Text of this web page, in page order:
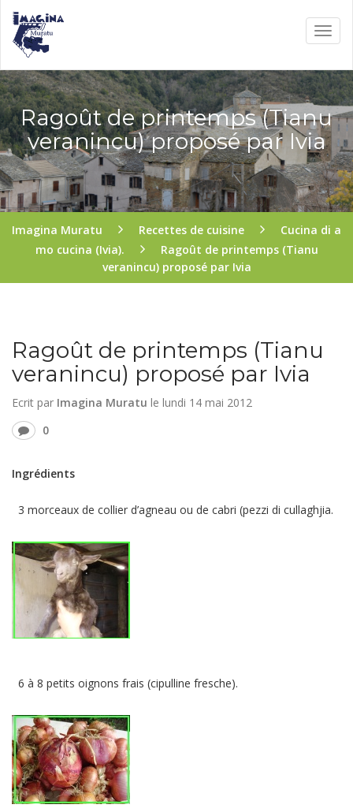
Ragoût de printemps (Tianu
veranincu) proposé par Ivia
Imagina Muratu Recettes de cuisine
Cucina di a
mo cucina (Ivia).
Ragoût de printemps (Tianu
veranincu) proposé par Ivia
Ragoût de printemps (Tianu
veranincu) proposé par Ivia
Ecrit par Imagina Muratu le lundi 14 mai 2012
0
Ingrédients
3 morceaux de collier d’agneau ou de cabri (pezzi di cullaghjia.
6 à 8 petits oignons frais (cipulline fresche).